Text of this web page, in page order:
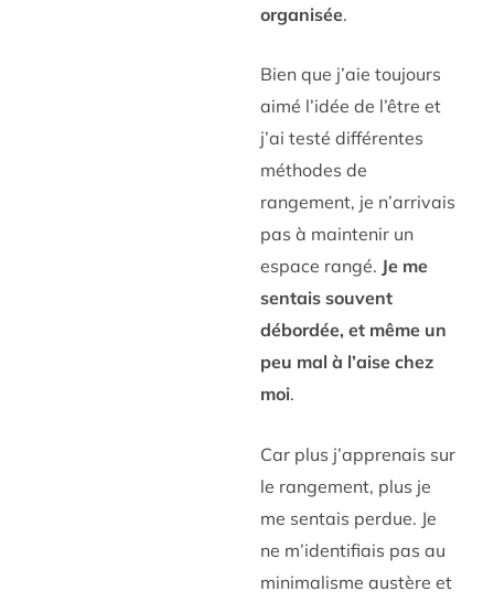
organisée.
Bien que j’aie toujours
aimé l’idée de l’être et
j’ai testé différentes
méthodes de
rangement, je n’arrivais
pas à maintenir un
espace rangé. Je me
sentais souvent
débordée, et même un
peu mal à l’aise chez
moi.
Car plus j’apprenais sur
le rangement, plus je
me sentais perdue. Je
ne m’identifiais pas au
minimalisme austère et